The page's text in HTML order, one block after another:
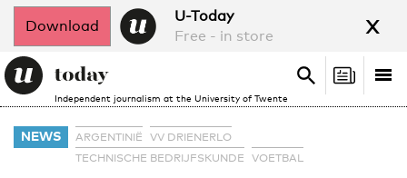
Download
U-Today
Free - in store
x
Independent journalism at the University of Twente
Search
Search
NEWS ARGENTINIË
VV DRIENERLO
TECHNISCHE BEDRIJFSKUNDE
VOETBAL